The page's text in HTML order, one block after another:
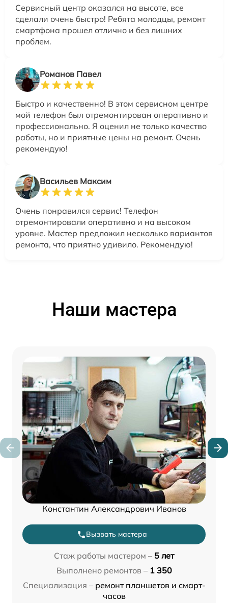
Сервисный центр оказался на высоте, все
сделали очень быстро! Ребята молодцы, ремонт
смартфона прошел отлично и без лишних
проблем.
Романов Павел
Быстро и качественно! В этом сервисном центре
мой телефон был отремонтирован оперативно и
профессионально. Я оценил не только качество
работы, но и приятные цены на ремонт. Очень
рекомендую!
Васильев Максим
Очень понравился сервис! Телефон
отремонтировали оперативно и на высоком
уровне. Мастер предложил несколько вариантов
ремонта, что приятно удивило. Рекомендую!
Наши мастера
Константин Александрович Иванов
Вызвать мастера
Стаж работы мастером – 5 лет
Выполнено ремонтов – 1 350
Специализация – ремонт планшетов и смарт-
часов